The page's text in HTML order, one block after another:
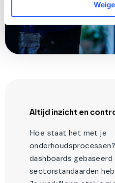
Altijd inzicht en
Hoe staat het met je
dashboards gebaseerd
sectorstandaarden